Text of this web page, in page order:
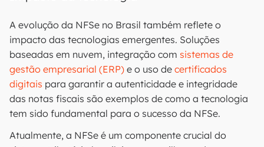
A evolução da NFSe no Brasil também reflete o
impacto das tecnologias emergentes. Soluções
baseadas em nuvem, integração com sistemas de
gestão empresarial (ERP) e o uso de certificados
digitais para garantir a autenticidade e integridade
das notas fiscais são exemplos de como a tecnologia
tem sido fundamental para o sucesso da NFSe.
Atualmente, a NFSe é um componente crucial do